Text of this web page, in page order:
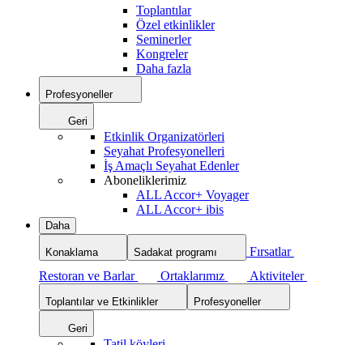
Toplantılar
Özel etkinlikler
Seminerler
Kongreler
Daha fazla
Profesyoneller
Geri
Etkinlik Organizatörleri
Seyahat Profesyonelleri
İş Amaçlı Seyahat Edenler
Aboneliklerimiz
ALL Accor+ Voyager
ALL Accor+ ibis
Daha
Konaklama Sadakat programı
Fırsatlar
Restoran ve Barlar
Ortaklarımız Aktiviteler
Toplantılar ve Etkinlikler Profesyoneller
Geri